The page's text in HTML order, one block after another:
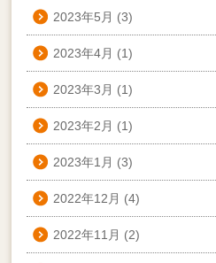
2023年5月 (3)
2023年4月 (1)
2023年3月 (1)
2023年2月 (1)
2023年1月 (3)
2022年12月 (4)
2022年11月 (2)